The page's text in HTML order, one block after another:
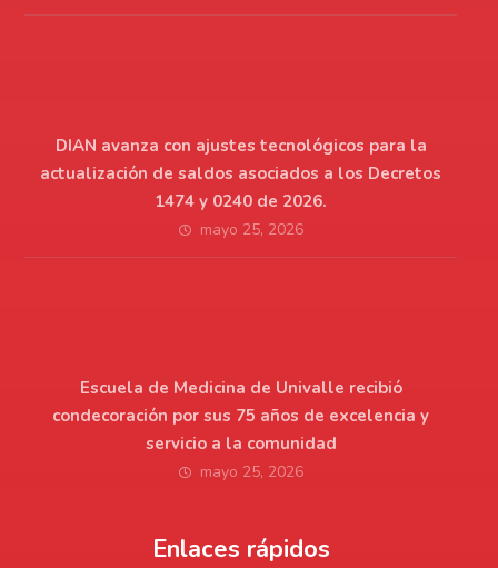
DIAN avanza con ajustes tecnológicos para la
actualización de saldos asociados a los Decretos
1474 y 0240 de 2026.
mayo 25, 2026
Escuela de Medicina de Univalle recibió
condecoración por sus 75 años de excelencia y
servicio a la comunidad
mayo 25, 2026
Enlaces rápidos